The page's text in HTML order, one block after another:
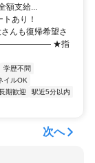
額支給...
あり！
復帰希望さ
★指
学歴不問
イルOK
期歓迎
駅近5分以内
次へ